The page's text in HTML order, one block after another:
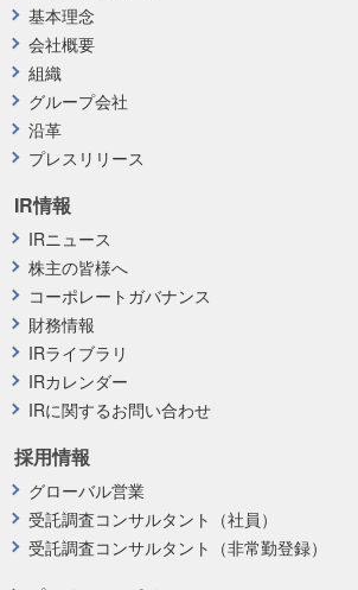
採用情報
グローバル営業
受託調査コンサルタント（社員）
受託調査コンサルタント（非常勤登録）
基本理念
会社概要
組織
グループ会社
沿革
プレスリリース
IR情報
IRニュース
株主の皆様へ
コーポレートガバナンス
財務情報
IRライブラリ
IRカレンダー
IRに関するお問い合わせ